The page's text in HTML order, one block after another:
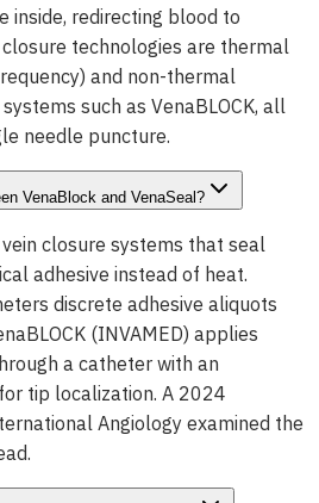
inside, redirecting blood to
technologies are thermal
and non-thermal
such as VenaBLOCK, all
needle puncture.
VenaBlock and VenaSeal?
closure systems that seal
adhesive instead of heat.
discrete adhesive aliquots
(INVAMED) applies
a catheter with an
tip localization. A 2024
Angiology examined the